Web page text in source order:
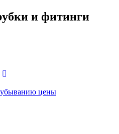
и фитинги
цены